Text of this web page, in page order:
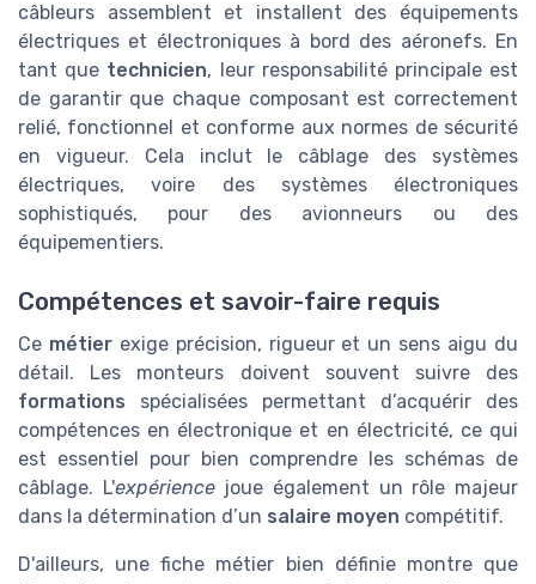
câbleurs assemblent et installent des équipements
électriques et électroniques à bord des aéronefs. En
tant que technicien, leur responsabilité principale est
de garantir que chaque composant est correctement
relié, fonctionnel et conforme aux normes de sécurité
en vigueur. Cela inclut le câblage des systèmes
électriques, voire des systèmes électroniques
sophistiqués, pour des avionneurs ou des
équipementiers.
Compétences et savoir-faire requis
Ce métierexige précision, rigueur et un sens aigu du
détail. Les monteurs doivent souvent suivre des
formations spécialisées permettant d’acquérir des
compétences en électronique et en électricité, ce qui
est essentiel pour bien comprendre les schémas de
câblage. L'expériencejoue également un rôle majeur
dans la détermination d’un salaire moyen compétitif.
D'ailleurs, une fiche métier bien définie montre que